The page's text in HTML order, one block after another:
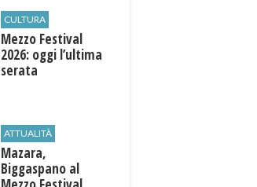
CULTURA
Mezzo Festival
2026: oggi l’ultima
serata
ATTUALITÀ
Mazara,
Biggaspano al